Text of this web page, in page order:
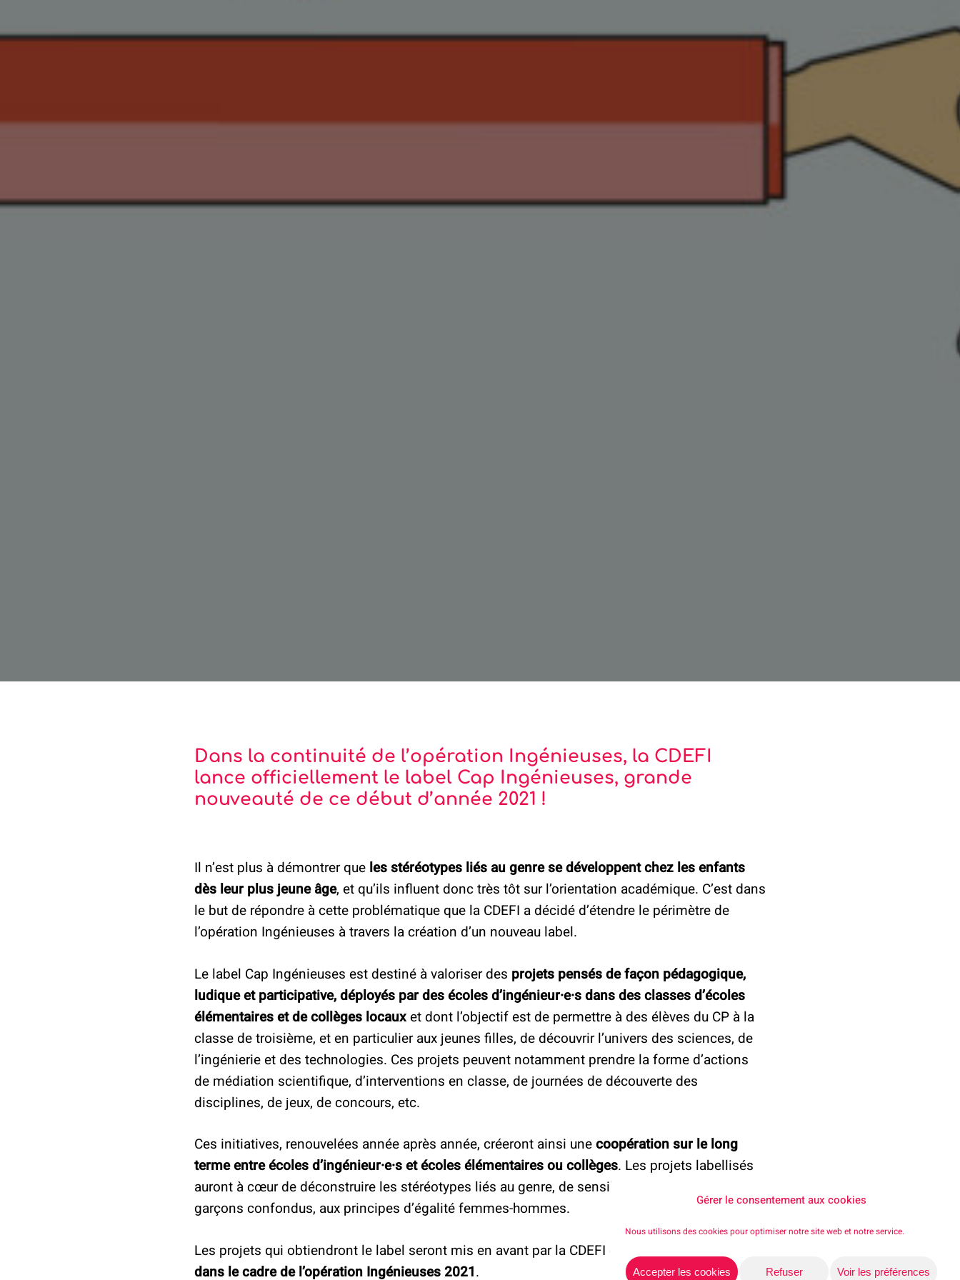
Gérer le consentement aux cookies
Nous utilisons des cookies pour optimiser notre site web et notre service.
Accepter les cookies Refuser Voir les préférences
Dans la continuité de l’opération Ingénieuses, la CDEFI
lance officiellement le label Cap Ingénieuses, grande
nouveauté de ce début d’année 2021 !
Il n’est plus à démontrer que les stéréotypes liés au genre se développent chez les enfants
dès leur plus jeune âge, et qu’ils influent donc très tôt sur l’orientation académique. C’est dans
le but de répondre à cette problématique que la CDEFI a décidé d’étendre le périmètre de
l’opération Ingénieuses à travers la création d’un nouveau label.
Le label Cap Ingénieuses est destiné à valoriser des projets pensés de façon pédagogique,
ludique et participative, déployés par des écoles d’ingénieur·e·s dans des classes d’écoles
élémentaires et de collèges locauxet dont l’objectif est de permettre à des élèves du CP à la
classe de troisième, et en particulier aux jeunes filles, de découvrir l’univers des sciences, de
l’ingénierie et des technologies. Ces projets peuvent notamment prendre la forme d’actions
de médiation scientifique, d’interventions en classe, de journées de découverte des
disciplines, de jeux, de concours, etc.
Ces initiatives, renouvelées année après année, créeront ainsi unecoopération sur le long
terme entre écoles d’ingénieur·e·s et écoles élémentaires ou collèges. Les projets labellisés
auront à cœur de déconstruire les stéréotypes liés au genre, de sensibiliser les jeunes, filles et
garçons confondus, aux principes d’égalité femmes-hommes.
Les projets qui obtiendront le label seront mis en avant par la CDEFI et
dans le cadre de l’opération Ingénieuses 2021.